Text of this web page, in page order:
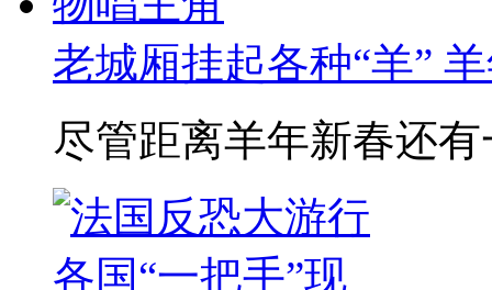
老城厢挂起各种“羊”
尽管距离羊年新春还